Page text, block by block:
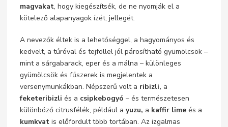
magvakat, hogy kiegészítsék, de ne nyomják el a
kötelező alapanyagok ízét, jellegét.
A nevezők éltek is a lehetőséggel, a hagyományos és
kedvelt, a túróval és tejföllel jól párosítható gyümölcsök –
mint a sárgabarack, eper és a málna – különleges
gyümölcsök és fűszerek is megjelentek a
versenymunkákban. Népszerű volt a ribizli, a
feketeribizli és a csipkebogyó – és természetesen
különböző citrusfélék, például ayuzu, a kaffir limeés a
kumkvat is előfordult több tortában. Az izgalmas